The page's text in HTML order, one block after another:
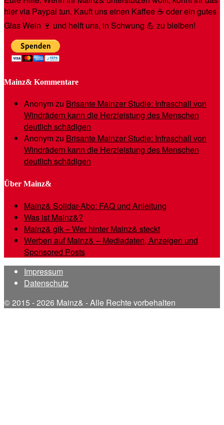
hier via Paypal tun. Kauft uns einen Kaffee ☕️ oder ein gutes
Glas Wein 🍷 und helft uns, in Schwung 💪 zu bleiben!
Mainz& Kommentare
Anonymzu Brisante Mainzer Studie: Infraschall von
Windrädern kann die Herzleistung des Menschen
deutlich schädigen
Anonymzu Brisante Mainzer Studie: Infraschall von
Windrädern kann die Herzleistung des Menschen
deutlich schädigen
Über Mainz&
Mainz& Solidar-Abo: FAQ und Anleitung
Was ist Mainz&?
Mainz& gik – Wer hinter Mainz& steckt
Werben auf Mainz& – Mediadaten, Anzeigen und
Sponsored Posts
Impressum
Datenschutz
© 2015 - 2026 Mainz& - Alle Rechte vorbehalten